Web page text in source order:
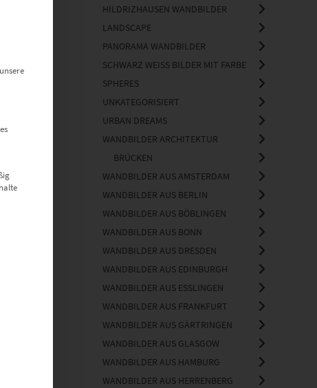
HILDRIZHAUSEN WANDBILDER
LANDSCAPE
PANORAMA WANDBILDER
SCHWARZ WEISS BILDER MIT FARBE
SPHERES
UNKATEGORISIERT
URBAN DREAMS
WANDBILDER ARCHITEKTUR
BRÜCKEN
WANDBILDER AUS AMSTERDAM
WANDBILDER AUS BERLIN
WANDBILDER AUS BÖBLINGEN
WANDBILDER AUS BONN
WANDBILDER AUS DRESDEN
WANDBILDER AUS EDINBURGH
WANDBILDER AUS ESSLINGEN
WANDBILDER AUS FRANKFURT
WANDBILDER AUS GÄRTRINGEN
WANDBILDER AUS GLASGOW
WANDBILDER AUS HAMBURG
WANDBILDER AUS HERRENBERG
kann. Die erste Service-Gruppe ist essenziell und kann nicht